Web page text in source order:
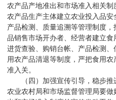
农产品产地准出和市场准入相关制
农产品生产主体建立农业投入品安
产品检测、质量追溯等管理制度
品销售市场开办者、经营者建立食
进货查验、购销台帐、产品检测、
用农产品清退等制度，严把食用农
准入关。
（四）加强宣传引导，稳步推
农业农村局和市场监督管理局要做